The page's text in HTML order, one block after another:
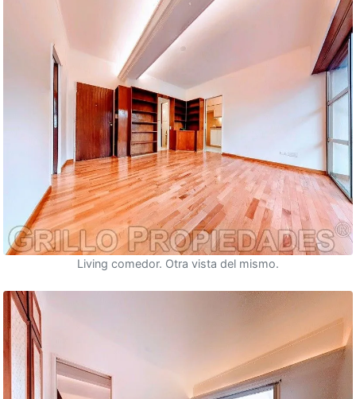
Living comedor. Otra vista del mismo.